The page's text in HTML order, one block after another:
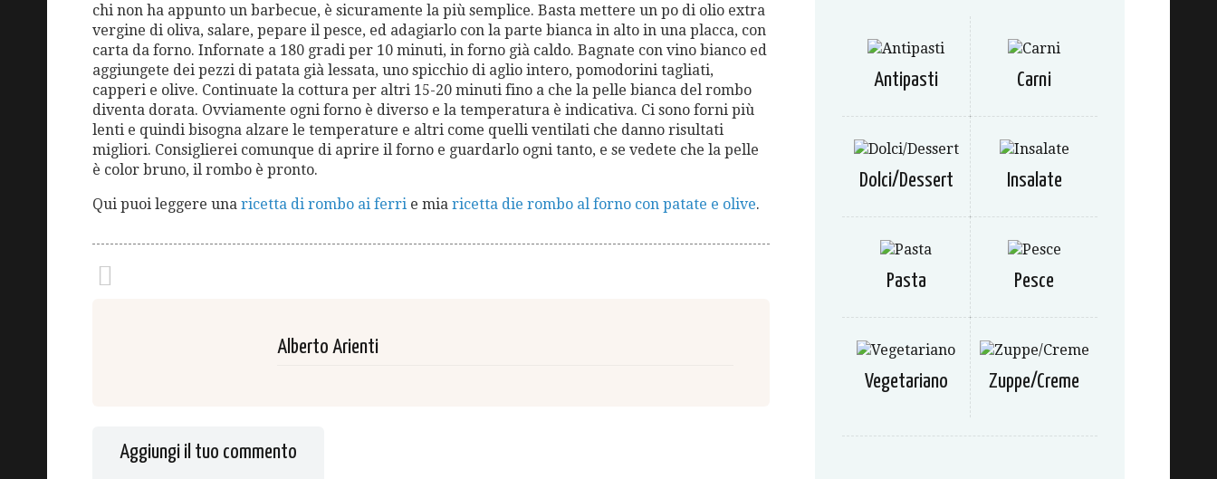
chi non ha appunto un barbecue, è sicuramente la più semplice. Basta mettere un po di olio extra
vergine di oliva, salare, pepare il pesce, ed adagiarlo con la parte bianca in alto in una placca, con
carta da forno. Infornate a 180 gradi per 10 minuti, in forno già caldo. Bagnate con vino bianco ed
aggiungete dei pezzi di patata già lessata, uno spicchio di aglio intero, pomodorini tagliati,
capperi e olive. Continuate la cottura per altri 15-20 minuti fino a che la pelle bianca del rombo
diventa dorata. Ovviamente ogni forno è diverso e la temperatura è indicativa. Ci sono forni più
lenti e quindi bisogna alzare le temperature e altri come quelli ventilati che danno risultati
migliori. Consiglierei comunque di aprire il forno e guardarlo ogni tanto, e se vedete che la pelle
è color bruno, il rombo è pronto.
Qui puoi leggere una ricetta di rombo ai ferri e mia ricetta die rombo al forno con patate e olive.
Alberto Arienti
Aggiungi il tuo commento
Antipasti Carni
Dolci/Dessert Insalate
Pasta Pesce
Vegetariano Zuppe/Creme